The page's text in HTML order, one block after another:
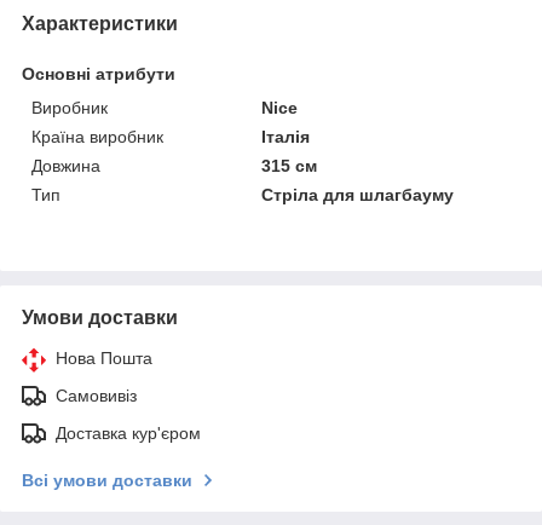
Характеристики
Основні атрибути
Виробник
Nice
Країна виробник
Італія
Довжина
315 см
Тип
Стріла для шлагбауму
Умови доставки
Нова Пошта
Самовивіз
Доставка кур'єром
Всі умови доставки